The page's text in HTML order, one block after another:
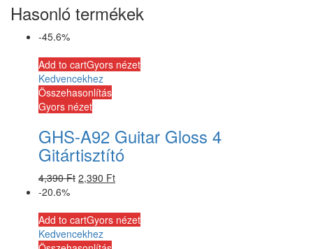
Hasonló termékek
-45.6%
Add to cartGyors nézet
Kedvencekhez
Összehasonlítás
Gyors nézet
GHS-A92 Guitar Gloss 4
Gitártisztító
4,390Ft 2,390 Ft
-20.6%
Add to cartGyors nézet
Kedvencekhez